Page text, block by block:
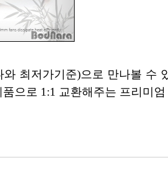
최저가기준)으로 만나볼 수
으로 1:1 교환해주는 프리미